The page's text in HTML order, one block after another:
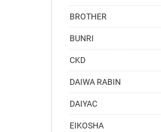
BROTHER
BUNRI
CKD
DAIWA RABIN
DAIYAC
EIKOSHA